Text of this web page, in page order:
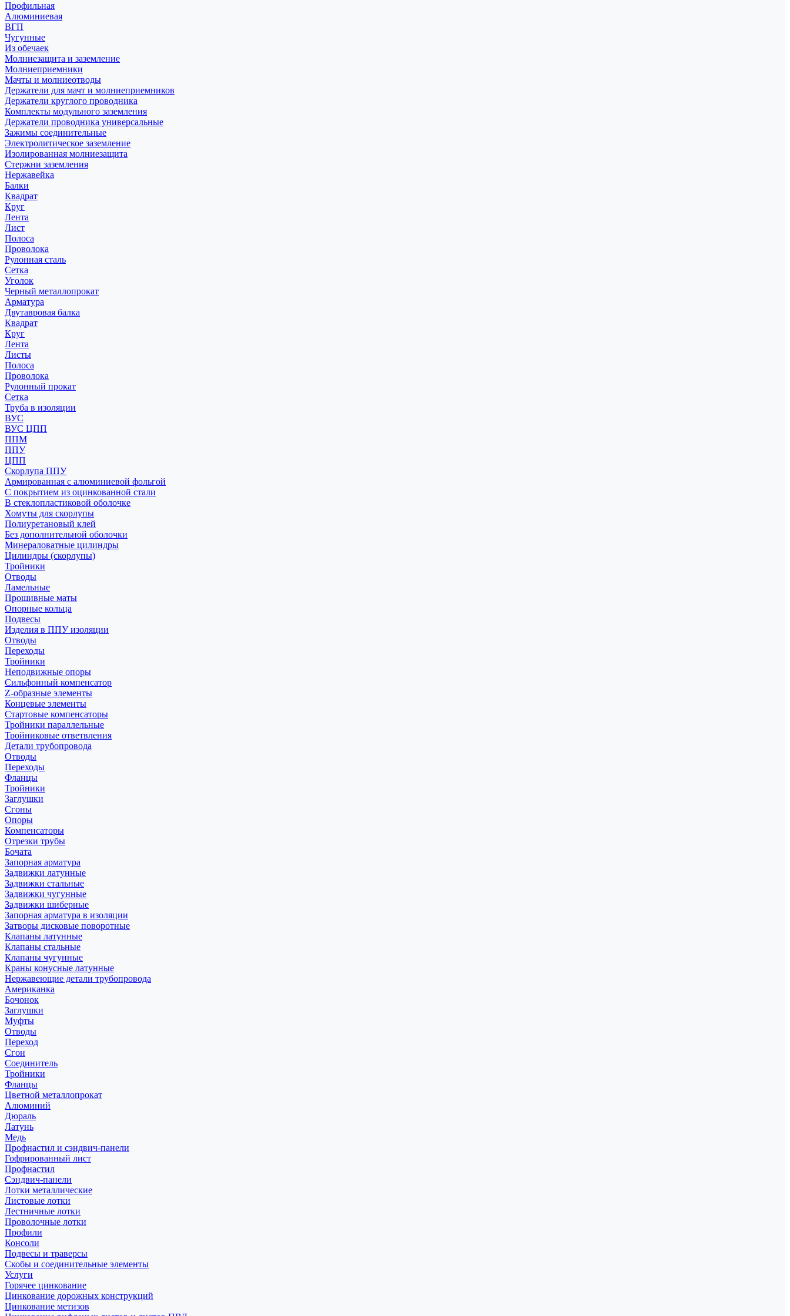
Профильная
Алюминиевая
ВГП
Чугунные
Из обечаек
Молниезащита и заземление
Молниеприемники
Мачты и молниеотводы
Держатели для мачт и молниеприемников
Держатели круглого проводника
Комплекты модульного заземления
Держатели проводника универсальные
Зажимы соединительные
Электролитическое заземление
Изолированная молниезащита
Стержни заземления
Нержавейка
Балки
Квадрат
Круг
Лента
Лист
Полоса
Проволока
Рулонная сталь
Сетка
Уголок
Черный металлопрокат
Арматура
Двутавровая балка
Квадрат
Круг
Лента
Листы
Полоса
Проволока
Рулонный прокат
Сетка
Труба в изоляции
ВУС
ВУС ЦПП
ППМ
ППУ
ЦПП
Скорлупа ППУ
Армированная с алюминиевой фольгой
С покрытием из оцинкованной стали
В стеклопластиковой оболочке
Хомуты для скорлупы
Полиуретановый клей
Без дополнительной оболочки
Минераловатные цилиндры
Цилиндры (скорлупы)
Тройники
Отводы
Ламельные
Прошивные маты
Опорные кольца
Подвесы
Изделия в ППУ изоляции
Отводы
Переходы
Тройники
Неподвижные опоры
Cильфонный компенсатор
Z-образные элементы
Концевые элементы
Стартовые компенсаторы
Тройники параллельные
Тройниковые ответвления
Детали трубопровода
Отводы
Переходы
Фланцы
Тройники
Заглушки
Сгоны
Опоры
Компенсаторы
Отрезки трубы
Бочата
Запорная арматура
Задвижки латунные
Задвижки стальные
Задвижки чугунные
Задвижки шиберные
Запорная арматура в изоляции
Затворы дисковые поворотные
Клапаны латунные
Клапаны стальные
Клапаны чугунные
Краны конусные латунные
Нержавеющие детали трубопровода
Американка
Бочонок
Заглушки
Муфты
Отводы
Переход
Сгон
Соединитель
Тройники
Фланцы
Цветной металлопрокат
Алюминий
Дюраль
Латунь
Медь
Профнастил и сэндвич-панели
Гофрированный лист
Профнастил
Сэндвич-панели
Лотки металлические
Листовые лотки
Лестничные лотки
Проволочные лотки
Профили
Консоли
Подвесы и траверсы
Скобы и соединительные элементы
Услуги
Горячее цинкование
Цинкование дорожных конструкций
Цинкование метизов